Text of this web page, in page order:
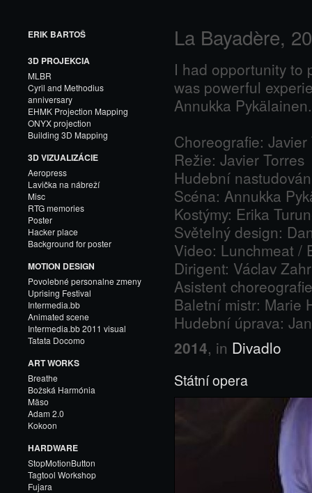
ERIK BARTOŠ
3D PROJEKCIA
MLBR
Cyril and Methodius
anniversary
EHMK Projection Mapping
ONYX projection
Building 3D Mapping
3D VIZUALIZÁCIE
Aeropress
Lavička na nábreží
Misc
RTG memories
Poster
Hacker place
Background for poster
MOTION DESIGN
Povolebné personalne zmeny
Uprising Festival
Intermedia.bb
Animated scene
Intermedia.bb 2011 visual
Tatata Docomo
ART WORKS
Breathe
Božská Harmónia
Mäso
Adam 2.0
Kokoon
HARDWARE
StopMotionButton
Tagtool Workshop
Fujara
La Bayadère,
I had opportunity to
was powerful
Annukka Pykälainen.
Choreografie:
Režie: Javier Torres
Hudební
Scéna: Annukka
Kostýmy: Erika
Světelný design:
Video: Lunchmeat /
Dirigent: Václav
Asistent
Baletní mistr: Marie
Hudební úprava:
2014, in Divadlo
Státní opera